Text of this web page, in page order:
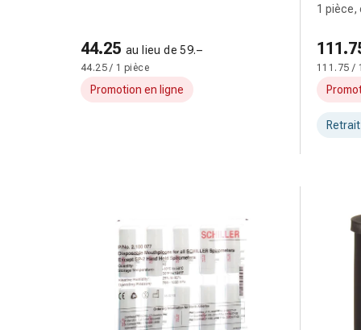
oreilles
Hygiène
yeux
Inflammation
oculaire
Pansements
ophtalmiques
44.25 au lieu de 59.–
44.25 / 1 pièce
Promotion en ligne
1 pièce,
111.75 /